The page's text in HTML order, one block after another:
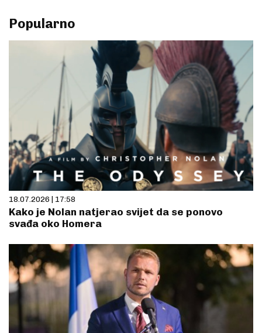
Popularno
18.07.2026 | 17:58
Kako je Nolan natjerao svijet da se ponovo
svađa oko Homera